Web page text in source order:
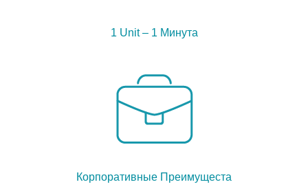
1 Unit – 1 Минута
Корпоративные Преимущеста